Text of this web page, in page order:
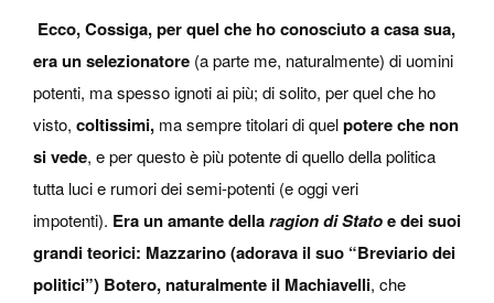
Ecco, Cossiga, per quel che ho conosciuto a casa sua,
era unselezionatore (a parte me, naturalmente) di uomini
potenti, ma spesso ignoti ai più; di solito, per quel che ho
visto, coltissimi, ma sempre titolari di quelpotere che non
si vede, e per questo è più potente di quello della politica
tutta luci e rumori dei semi-potenti (e oggi veri
impotenti). Era un amante dellaragion di Statoe dei suoi
grandi teorici: Mazzarino (adorava il suo “Breviario dei
politici”) Botero, naturalmente il Machiavelli, che